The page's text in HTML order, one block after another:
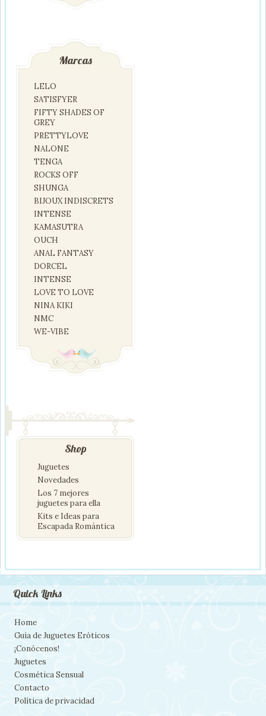
Marcas
LELO
SATISFYER
FIFTY SHADES OF
GREY
PRETTYLOVE
NALONE
TENGA
ROCKS OFF
SHUNGA
BIJOUX INDISCRETS
INTENSE
KAMASUTRA
OUCH
ANAL FANTASY
DORCEL
INTENSE
LOVE TO LOVE
NINA KIKI
NMC
WE-VIBE
Shop
Juguetes
Novedades
Los 7 mejores
juguetes para ella
Kits e Ideas para
Escapada Romántica
Quick Links
Home
Guía de Juguetes Eróticos
¡Conócenos!
Juguetes
Cosmética Sensual
Contacto
Política de privacidad